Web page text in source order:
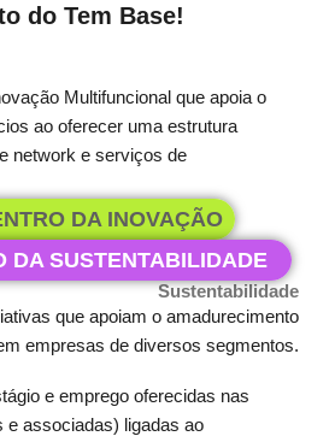
do Tem Base!
Multifuncional que apoia o
ao oferecer uma estrutura
network e serviços de
DA INOVAÇÃO
Sustentabilidade
que apoiam o amadurecimento
empresas de diversos segmentos.
DA SUSTENTABILIDADE
e emprego oferecidas nas
e associadas) ligadas ao